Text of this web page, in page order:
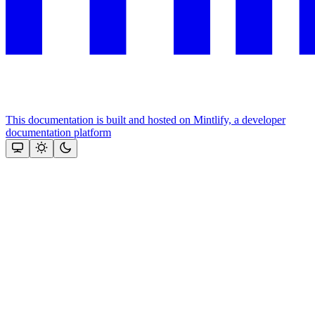
This documentation is built and hosted on Mintlify, a developer
documentation platform